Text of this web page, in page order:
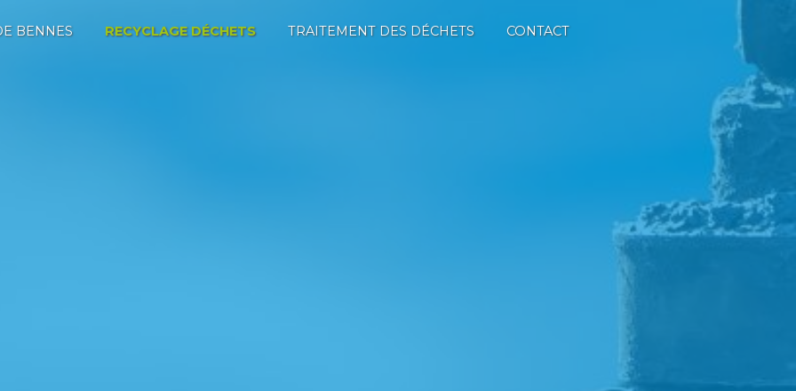
BENNES RECYCLAGE DÉCHETS TRAITEMENT DES DÉCHETS CONTACT